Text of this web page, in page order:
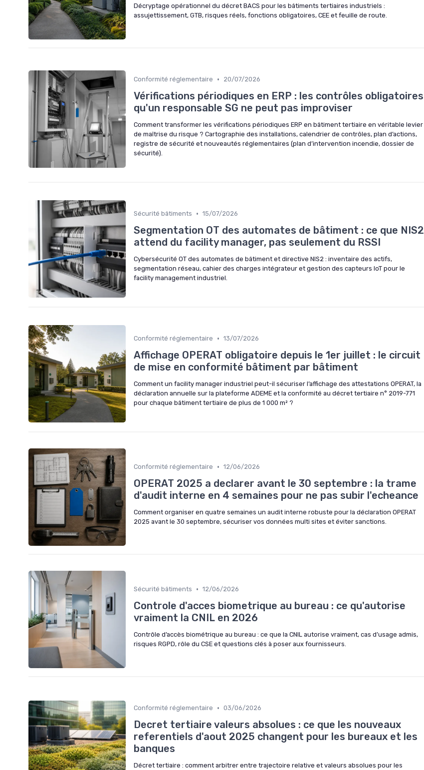
Décryptage opérationnel du décret BACS pour les bâtiments tertiaires industriels :
assujettissement, GTB, risques réels, fonctions obligatoires, CEE et feuille de route.
Conformité réglementaire • 20/07/2026
Vérifications périodiques en ERP : les contrôles obligatoires
qu'un responsable SG ne peut pas improviser
Comment transformer les vérifications périodiques ERP en bâtiment tertiaire en véritable levier
de maîtrise du risque ? Cartographie des installations, calendrier de contrôles, plan d’actions,
registre de sécurité et nouveautés réglementaires (plan d’intervention incendie, dossier de
sécurité).
Sécurité bâtiments • 15/07/2026
Segmentation OT des automates de bâtiment : ce que NIS2
attend du facility manager, pas seulement du RSSI
Cybersécurité OT des automates de bâtiment et directive NIS2 : inventaire des actifs,
segmentation réseau, cahier des charges intégrateur et gestion des capteurs IoT pour le
facility management industriel.
Conformité réglementaire • 13/07/2026
Affichage OPERAT obligatoire depuis le 1er juillet : le circuit
de mise en conformité bâtiment par bâtiment
Comment un facility manager industriel peut-il sécuriser l’affichage des attestations OPERAT, la
déclaration annuelle sur la plateforme ADEME et la conformité au décret tertiaire n° 2019-771
pour chaque bâtiment tertiaire de plus de 1 000 m² ?
Conformité réglementaire • 12/06/2026
OPERAT 2025 a declarer avant le 30 septembre : la trame
d'audit interne en 4 semaines pour ne pas subir l'echeance
Comment organiser en quatre semaines un audit interne robuste pour la déclaration OPERAT
2025 avant le 30 septembre, sécuriser vos données multi sites et éviter sanctions.
Sécurité bâtiments • 12/06/2026
Controle d'acces biometrique au bureau : ce qu'autorise
vraiment la CNIL en 2026
Contrôle d’accès biométrique au bureau : ce que la CNIL autorise vraiment, cas d’usage admis,
risques RGPD, rôle du CSE et questions clés à poser aux fournisseurs.
Conformité réglementaire • 03/06/2026
Decret tertiaire valeurs absolues : ce que les nouveaux
referentiels d'aout 2025 changent pour les bureaux et les
banques
Décret tertiaire : comment arbitrer entre trajectoire relative et valeurs absolues pour les